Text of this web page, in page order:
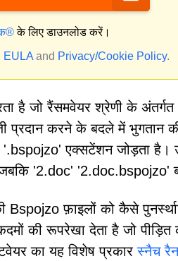
के लिए डाउनलोड करें।
EULA and Privacy/Cookie Policy.
है जो रैंसमवेयर श्रेणी के
प्रदान करने के बदले में भुगतान
एक्सटेंशन जोड़ता है।
'2.doc' '2.doc.bspojzo'
Bspojzo फ़ाइलों को कैसे
की रूपरेखा देता है जो पीड़ित
का यह विशेष प्रकारस्नैच